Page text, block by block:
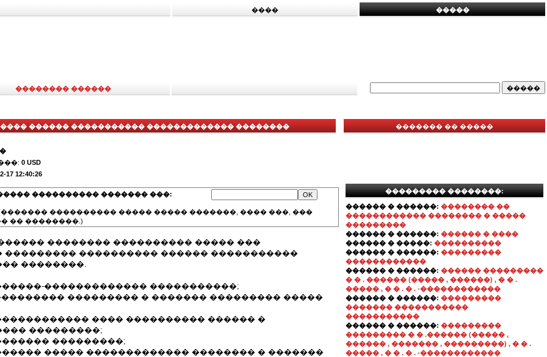
���� �����
�������� ������
������ ����������� ������������� ��������
0 USD
17 12:40:26
���������� ������� ���:
���������� ����� ����� �������, ���� ���, ���
�� ��������.)
�������� ���������� ����� ���
��������� ���������� ������ �����������
��������.
������������� �����������;
��������� � ������� ��������� �����
���� ���������� ������ �
���������;
���������;
����� ������������� �������� � �������
������� �� �����
��������� ��������:
������ � ������: �������� ��
������������ �������� � �����
���������
������ � ������: ������ � ����
������ � �����: ����������
������ � ������: ���������
������������
������ � ������: ������ ���������
� � . ������ (����� , ������) , � � .
����� , � � . � . -������������
������ � ������: ���������
������� �����������
�����������
������ � ������: ���������
��������� � � .������ (����� ,
������ , ������� , ���������) , � � .
����� , � � . � . -������������